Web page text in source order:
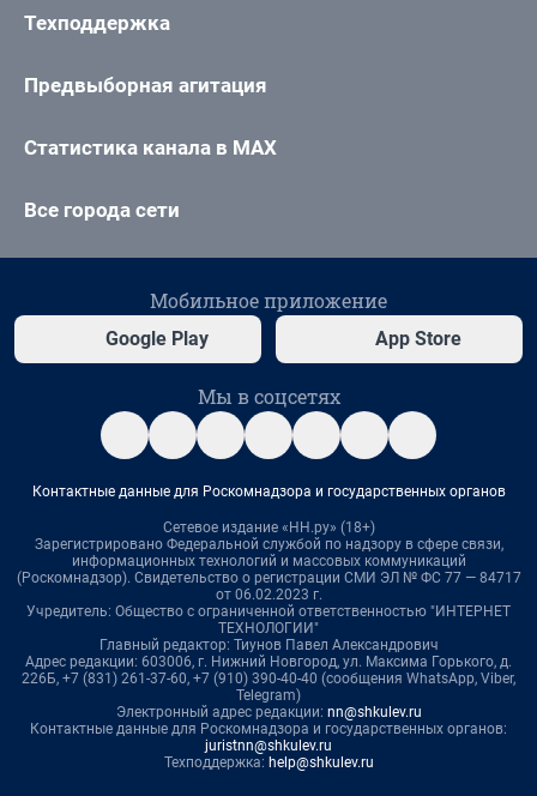
Техподдержка
Предвыборная агитация
Статистика канала в MAX
Все города сети
Мобильное приложение
Google Play App Store
Мы в соцсетях
Контактные данные для Роскомнадзора и государственных органов
Сетевое издание «НН.ру» (18+)
Зарегистрировано Федеральной службой по надзору в сфере связи,
информационных технологий и массовых коммуникаций
(Роскомнадзор). Свидетельство о регистрации СМИ ЭЛ № ФС 77 — 84717
от 06.02.2023 г.
Учредитель: Общество с ограниченной ответственностью "ИНТЕРНЕТ
ТЕХНОЛОГИИ"
Главный редактор: Тиунов Павел Александрович
Адрес редакции: 603006, г. Нижний Новгород, ул. Максима Горького, д.
226Б, +7 (831) 261-37-60, +7 (910) 390-40-40 (сообщения WhatsApp, Viber,
Telegram)
Электронный адрес редакции: nn@shkulev.ru
Контактные данные для Роскомнадзора и государственных органов:
juristnn@shkulev.ru
Техподдержка: help@shkulev.ru